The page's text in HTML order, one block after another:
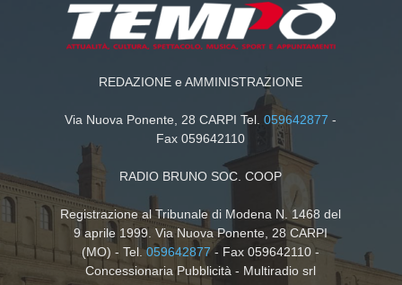
REDAZIONE e AMMINISTRAZIONE
Via Nuova Ponente, 28 CARPI Tel.059642877 -
Fax 059642110
RADIO BRUNO SOC. COOP
Registrazione al Tribunale di Modena N. 1468 del
9 aprile 1999. Via Nuova Ponente, 28 CARPI
(MO) - Tel.059642877- Fax 059642110 -
Concessionaria Pubblicità - Multiradio srl